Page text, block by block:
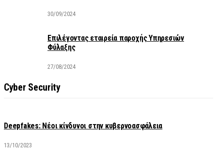
30/09/2024
Επιλέγοντας εταιρεία παροχής Υπηρεσιών
Φύλαξης
27/08/2024
Cyber Security
Deepfakes: Νέοι κίνδυνοι στην κυβερνοασφάλεια
13/10/2023